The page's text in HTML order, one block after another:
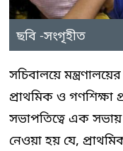
ছবি -সংগৃহীত
সচিবালয়ে
প্রাথমিক ও গণশিক্ষা
সভাপতিত্বে এক সভায়
নেওয়া হয় যে,